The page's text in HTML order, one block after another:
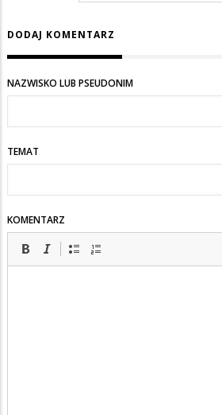
DODAJ KOMENTARZ
NAZWISKO LUB PSEUDONIM
TEMAT
KOMENTARZ